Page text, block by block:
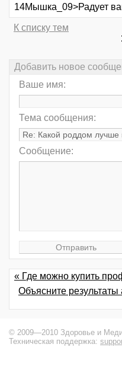
14Мышка_09>Радует
К списку тем
Добавить новое
Ваше имя:
Тема сообщения:
Сообщение:
« Где можно купить
Объясните
© 2009—2010 Здоровье и
Техническая поддержка: